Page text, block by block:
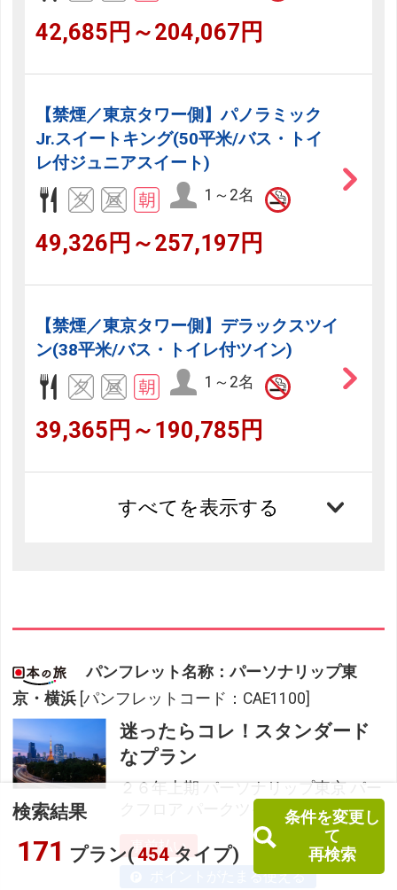
検索結果
171 プラン(454 タイプ)
条件を変更し
て
再検索
42,685円～204,067円
【禁煙／東京タワー側】パノラミック
Jr.スイートキング(50平米/バス・トイ
レ付ジュニアスイート)
1～2名
49,326円～257,197円
【禁煙／東京タワー側】デラックスツイ
ン(38平米/バス・トイレ付ツイン)
1～2名
39,365円～190,785円
すべてを表示する
パンフレット名称：パーソナリップ東
京・横浜 [パンフレットコード：CAE1100]
迷ったらコレ！スタンダード
なプラン
２６年上期 パーソナリップ東京 パー
事前払い
ポイントがたまる使える